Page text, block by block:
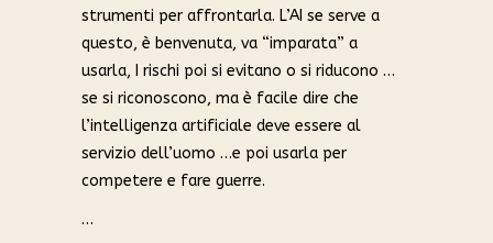
strumenti per affrontarla. L’AI se serve a
questo, è benvenuta, va “imparata” a
usarla, I rischi poi si evitano o si riducono …
se si riconoscono, ma è facile dire che
l’intelligenza artificiale deve essere al
servizio dell’uomo …e poi usarla per
competere e fare guerre.
…